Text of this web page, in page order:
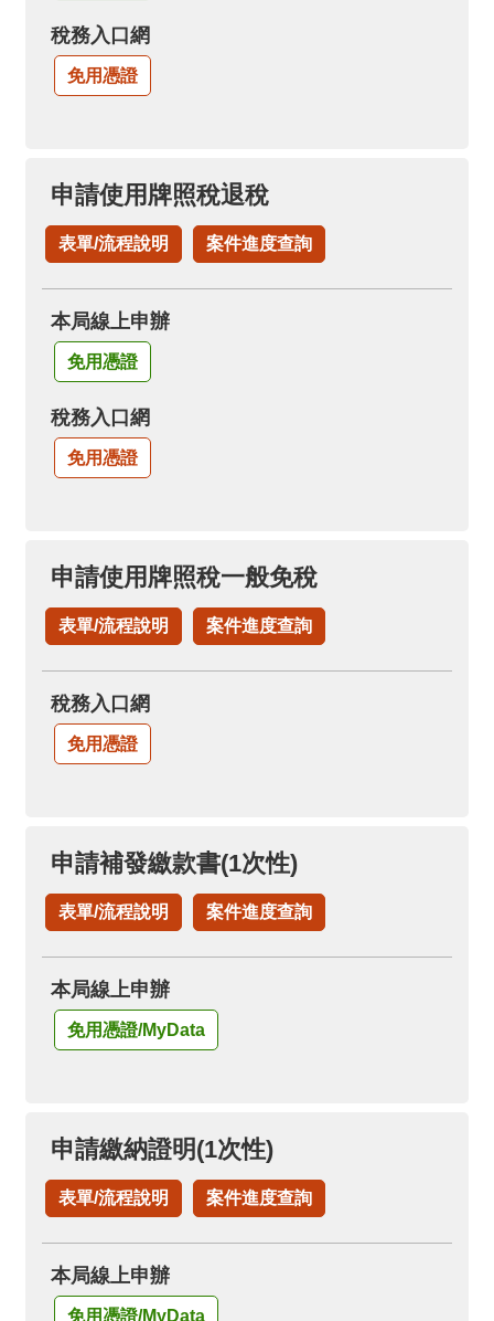
稅務入口網
免用憑證
申請使用牌照稅退稅
表單/流程說明 案件進度查詢
本局線上申辦
免用憑證
稅務入口網
免用憑證
申請使用牌照稅一般免稅
表單/流程說明 案件進度查詢
稅務入口網
免用憑證
申請補發繳款書(1次性)
表單/流程說明 案件進度查詢
本局線上申辦
免用憑證/MyData
申請繳納證明(1次性)
表單/流程說明 案件進度查詢
本局線上申辦
免用憑證/MyData